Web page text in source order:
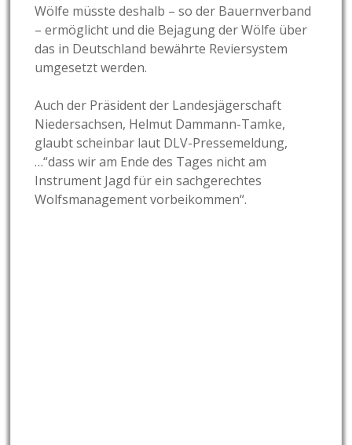
Wölfe müsste deshalb – so der Bauernverband
– ermöglicht und die Bejagung der Wölfe über
das in Deutschland bewährte Reviersystem
umgesetzt werden.
Auch der Präsident der Landesjägerschaft
Niedersachsen, Helmut Dammann-Tamke,
glaubt scheinbar laut DLV-Pressemeldung,
…“dass wir am Ende des Tages nicht am
Instrument Jagd für ein sachgerechtes
Wolfsmanagement vorbeikommen“.